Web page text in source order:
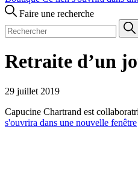
Faire une recherche
Retraite d’un
29 juillet 2019
Capucine Chartrand est
s'ouvrira dans une nouvelle fenêtre